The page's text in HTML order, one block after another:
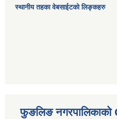
स्थानीय तहका वेबसाईटको लिङ्कहरु
फुङलिङ नगरपालिकाको